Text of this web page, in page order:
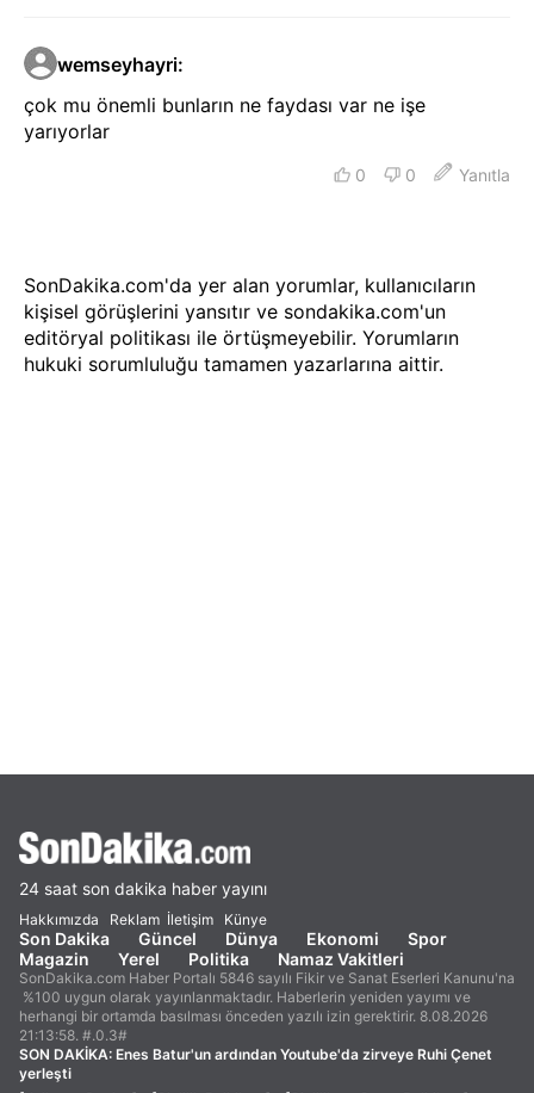
wemseyhayri:
çok mu önemli bunların ne faydası var ne işe
yarıyorlar
0 0 Yanıtla
SonDakika.com'da yer alan yorumlar, kullanıcıların
kişisel görüşlerini yansıtır ve sondakika.com'un
editöryal politikası ile örtüşmeyebilir. Yorumların
hukuki sorumluluğu tamamen yazarlarına aittir.
24 saat son dakika haber yayını
Hakkımızda Reklam İletişim Künye
Son Dakika Güncel Dünya Ekonomi
Spor
Magazin
Yerel Politika Namaz Vakitleri
SonDakika.com Haber Portalı 5846 sayılı Fikir ve Sanat Eserleri Kanunu'na
%100 uygun olarak yayınlanmaktadır. Haberlerin yeniden yayımı ve
herhangi bir ortamda basılması önceden yazılı izin gerektirir. 8.08.2026
21:13:58. #.0.3#
SON DAKİKA: Enes Batur'un ardından Youtube'da zirveye Ruhi Çenet
yerleşti